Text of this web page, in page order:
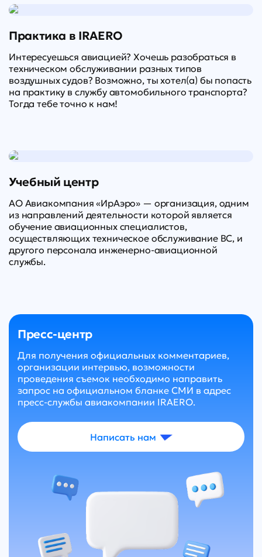
Практика в IRAERO
Интересуешься авиацией? Хочешь разобраться в
техническом обслуживании разных типов
воздушных судов? Возможно, ты хотел(а) бы попасть
на практику в службу автомобильного транспорта?
Тогда тебе точно к нам!
Учебный центр
АО Авиакомпания «ИрАэро» — организация, одним
из направлений деятельности которой является
обучение авиационных специалистов,
осуществляющих техническое обслуживание ВС, и
другого персонала инженерно-авиационной
службы.
Пресс-центр
Для получения официальных комментариев,
организации интервью, возможности
проведения съемок необходимо направить
запрос на официальном бланке СМИ в адрес
пресс-службы авиакомпании IRAERO.
Написать нам